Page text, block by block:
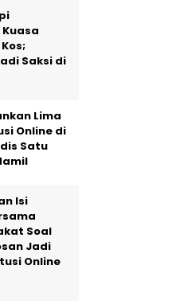
Saksi di
Lima
Online di
Satu
Isi
Soal
Jadi
Online